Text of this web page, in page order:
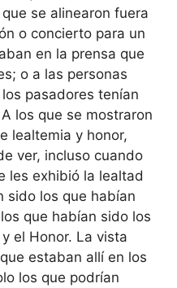
se alinearon fuera
o concierto para un
en la prensa que
o a las personas
pasadores tenían
los que se mostraron
lealtemia y honor,
ver, incluso cuando
les exhibió la lealtad
sido los que habían
que habían sido los
el Honor. La vista
estaban allí en los
los que podrían